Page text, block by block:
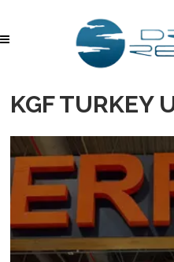
KGF TURKEY